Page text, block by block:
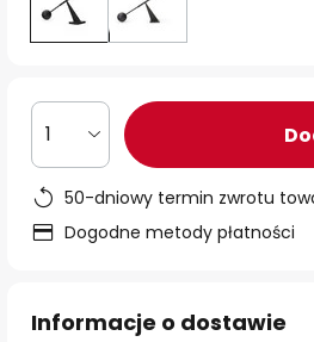
1
50-dniowy termin zwrotu
Dogodne metody płatności
Informacje o dostawie